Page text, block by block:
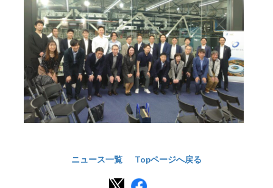
ニュース一覧 Topページへ戻る